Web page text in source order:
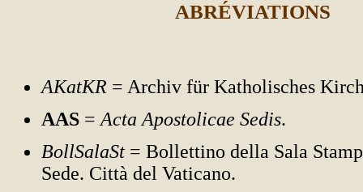
ABRÉVIATIONS
AKatKR = Archiv für Katholisches
AAS = Acta Apostolicae Sedis.
BollSalaSt = Bollettino della Sala
Sede. Città del Vaticano.